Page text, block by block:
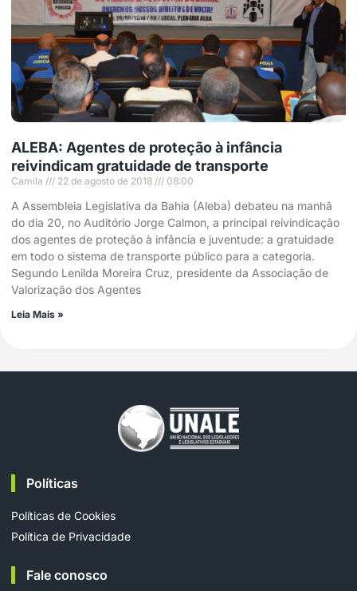
ALEBA: Agentes de proteção à infância
reivindicam gratuidade de transporte
Camila 22 de agosto de 2018 08:00
A Assembleia Legislativa da Bahia (Aleba) debateu na manhã
do dia 20, no Auditório Jorge Calmon, a principal reivindicação
dos agentes de proteção à infância e juventude: a gratuidade
em todo o sistema de transporte público para a categoria.
Segundo Lenilda Moreira Cruz, presidente da Associação de
Valorização dos Agentes
Leia Mais »
Políticas
Políticas de Cookies
Política de Privacidade
Fale conosco